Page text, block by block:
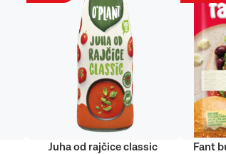
Juha od rajčice classic Fant